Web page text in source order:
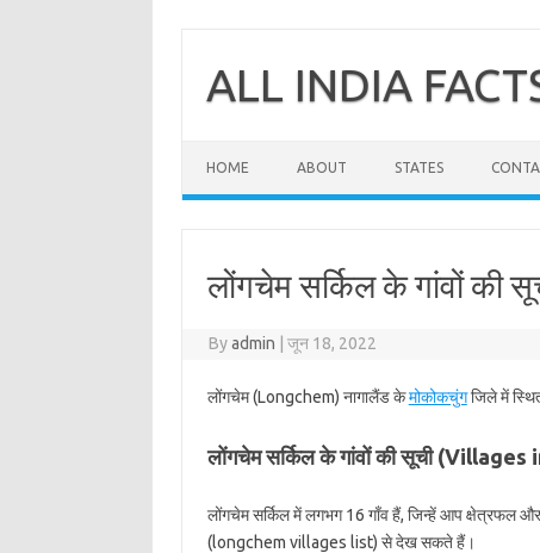
contentALL INDIA
HOME ABOUT STATES
लोंगचेम सर्किल के गांवों की
Byadmin जून 18, 2022
लोंगचेम (Longchem) नागालैंड केमोकोकचुंगजिले में
लोंगचेम सर्किल के गांवों की सूची
लोंगचेम सर्किल में लगभग 16 गाँव हैं, जिन्हें आप क्षेत्रफल
(longchem villages list) से देख सकते हैं।